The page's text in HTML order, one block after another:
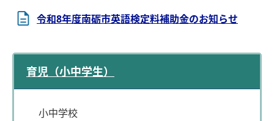
令和8年度南砺市英語検定料補助金のお知らせ
育児（小中学生）
小中学校